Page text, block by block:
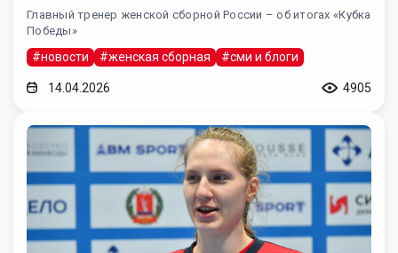
Главный тренер женской сборной России – об итогах «Кубка
Победы»
#новости #женская сборная #сми и блоги
14.04.2026 4905